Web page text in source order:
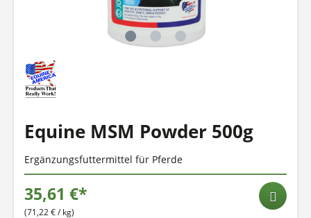
Equine MSM Powder 500g
Ergänzungsfuttermittel für Pferde
35,61 €*
(71,22 € / kg)